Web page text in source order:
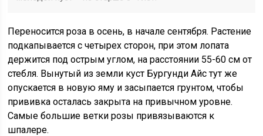
Переносится роза в осень, в начале сентября. Растение
подкапывается с четырех сторон, при этом лопата
держится под острым углом, на расстоянии 55-60 см от
стебля. Вынутый из земли куст Бургунди Айс тут же
опускается в новую яму и засыпается грунтом, чтобы
прививка осталась закрыта на привычном уровне.
Самые большие ветки розы привязываются к
шпалере.